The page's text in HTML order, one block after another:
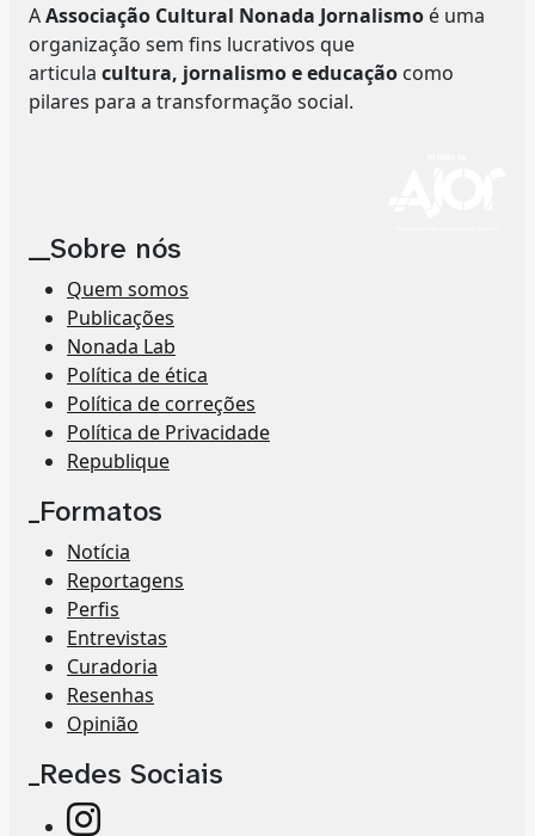
AAssociação Cultural Nonada Jornalismo é uma
organização sem fins lucrativos que
articula cultura, jornalismo e educação como
pilares para a transformação social.
__Sobre nós
Quem somos
Publicações
Nonada Lab
Política de ética
Política de correções
Política de Privacidade
Republique
_Formatos
Notícia
Reportagens
Perfis
Entrevistas
Curadoria
Resenhas
Opinião
_Redes Sociais